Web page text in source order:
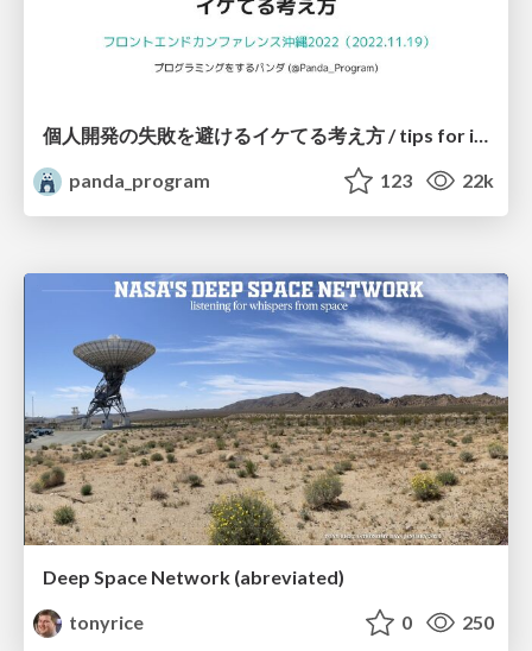
panda_program
123 22k
Deep Space Network (abreviated)
tonyrice
0 250